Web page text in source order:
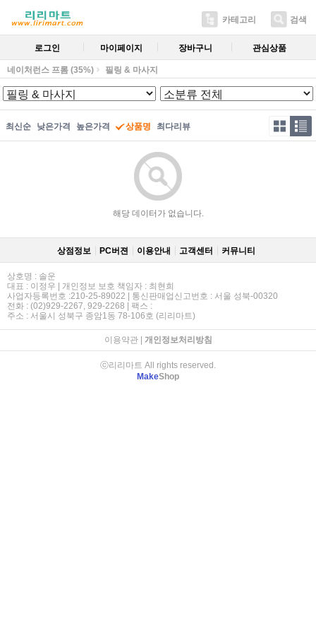
카테고리 검색
로그인 마이페이지 장바구니 관심상품
네이처런스 프롬 (35%) 필링 & 마사지
최신순 낮은가격 높은가격 상품명 최다리뷰
해당 데이터가 없습니다.
상점정보 PC버젼 이용안내 고객센터 커뮤니티
상호명 : 솔운
대표 : 이정우 | 개인정보 보호 책임자 : 최현희
사업자등록번호 :210-25-89022 | 통신판매업신고번호 : 서울 성북-00320
전화 : (02)929-2267, 929-2268 | 팩스 :
주소 : 서울시 성북구 종암1동 78-106호 (리리마트)
이용약관| 개인정보처리방침
ⓒ리리마트 All rights reserved.
MakeShop